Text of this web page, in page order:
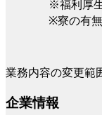
※福利厚
※寮の有
業務内容の変更範
企業情報